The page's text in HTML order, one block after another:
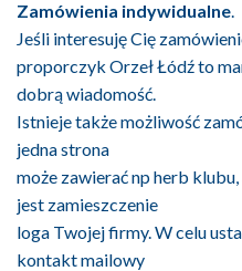
Zamówienia indywidualne
Jeśli interesuję Cię
proporczyk Orzeł Łódź to
dobrą wiadomość.
Istnieje także możliwość
jedna strona
może zawierać np herb
jest zamieszczenie
loga Twojej firmy. W celu
kontakt mailowy